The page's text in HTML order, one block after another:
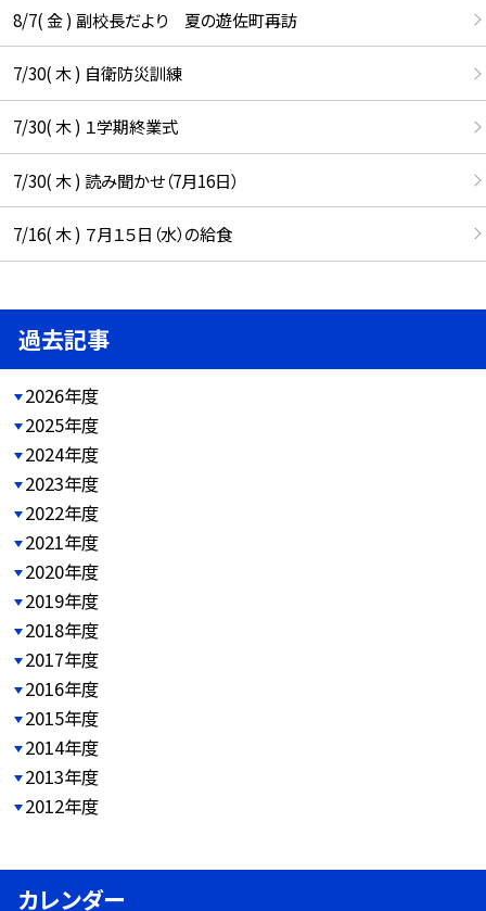
8/7( 金 ) 副校長だより 夏の遊佐町再訪
7/30( 木 ) 自衛防災訓練
7/30( 木 ) １学期終業式
7/30( 木 ) 読み聞かせ（7月16日）
7/16( 木 ) ７月１５日（水）の給食
過去記事
2026年度
2025年度
2024年度
2023年度
2022年度
2021年度
2020年度
2019年度
2018年度
2017年度
2016年度
2015年度
2014年度
2013年度
2012年度
カレンダー